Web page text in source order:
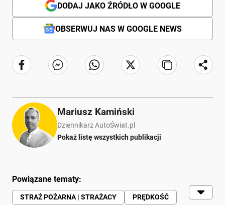
DODAJ JAKO ŹRÓDŁO W GOOGLE
OBSERWUJ NAS W GOOGLE NEWS
Mariusz Kamiński
Dziennikarz AutoŚwiat.pl
Pokaż listę wszystkich publikacji
Powiązane tematy:
STRAŻ POŻARNA | STRAŻACY
PRĘDKOŚĆ